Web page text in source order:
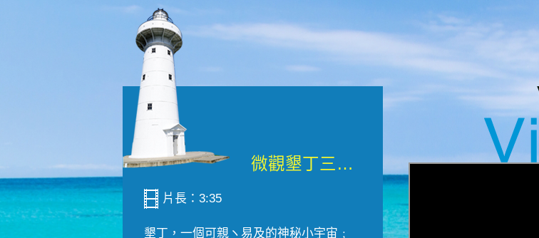
微觀墾丁三部曲 重生....
片長：3:35
墾丁，一個可親ヽ易及的神秘小宇宙﹔